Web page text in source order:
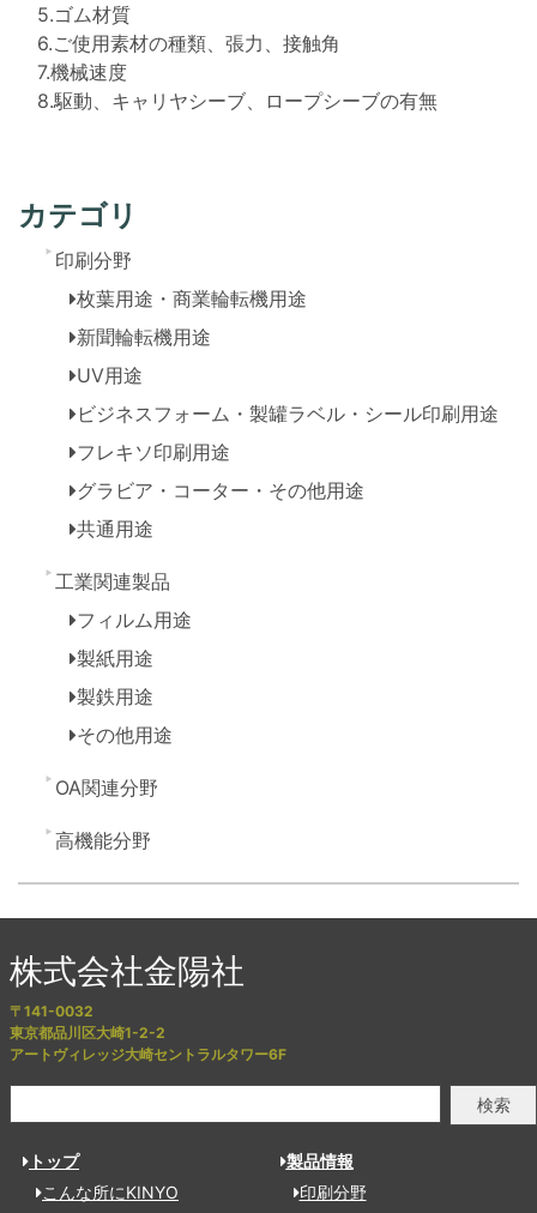
5.ゴム材質
6.ご使用素材の種類、張力、接触角
7.機械速度
8.駆動、キャリヤシーブ、ロープシーブの有無
カテゴリ
印刷分野
枚葉用途・商業輪転機用途
新聞輪転機用途
UV用途
ビジネスフォーム・製罐ラベル・シール印刷用途
フレキソ印刷用途
グラビア・コーター・その他用途
共通用途
工業関連製品
フィルム用途
製紙用途
製鉄用途
その他用途
OA関連分野
高機能分野
株式会社金陽社
〒141-0032
東京都品川区大崎1-2-2
アートヴィレッジ大崎セントラルタワー6F
検索
トップ
こんな所にKINYO
製品情報
印刷分野